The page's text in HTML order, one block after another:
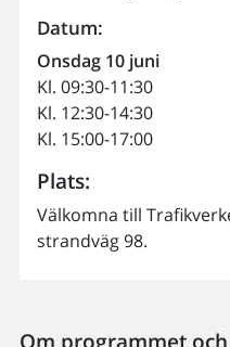
Datum:
Onsdag 10 juni
Kl. 09:30-11:30
Kl. 12:30-14:30
Kl. 15:00-17:00
Plats:
Välkomna till
strandväg 98.